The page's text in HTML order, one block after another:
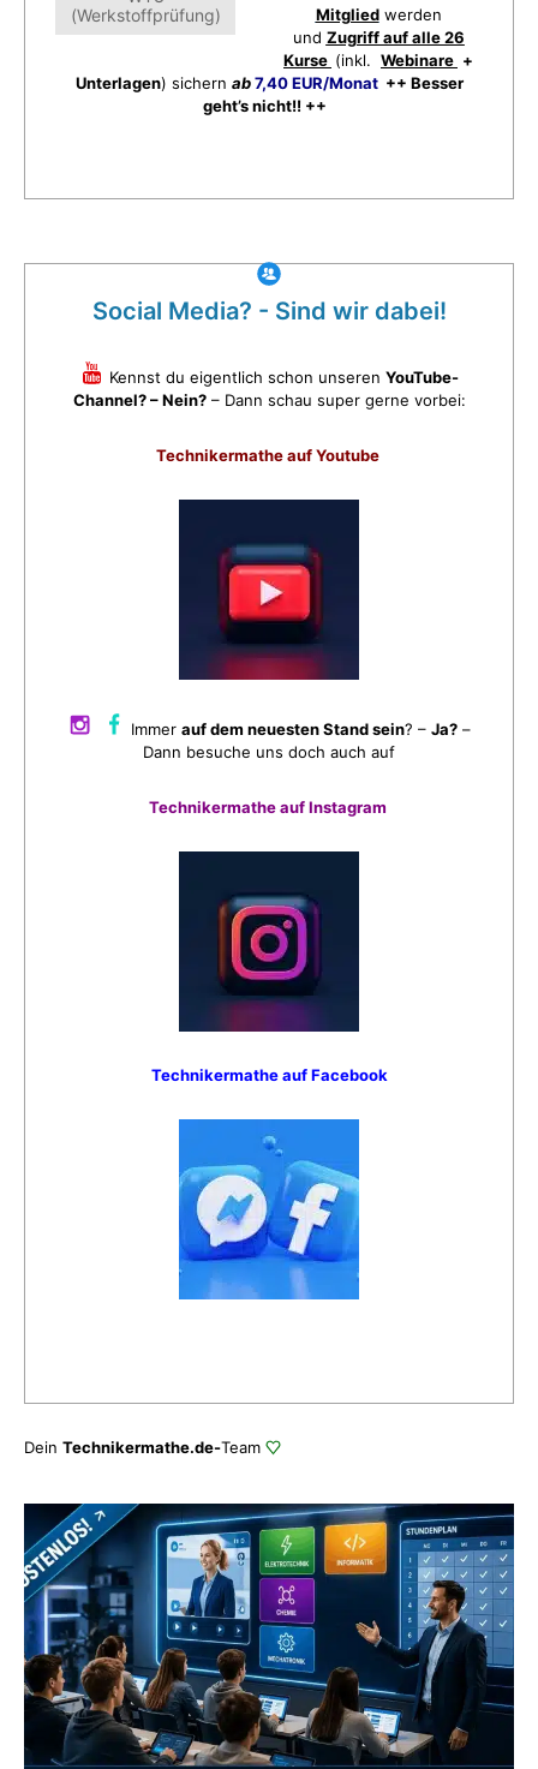
(Werkstoffprüfung)
Mitgliedwerden
und Zugriff auf alle 26
Kurse (inkl. Webinare +
Unterlagen) sichern ab7,40 EUR/Monat++ Besser
geht’s nicht!! ++
Social Media? - Sind wir dabei!
Kennst du eigentlich schon unseren YouTube-
Channel? – Nein?– Dann schau super gerne vorbei:
Technikermathe auf Youtube
Immerauf dem neuesten Stand sein? –Ja? –
Dann besuche uns doch auch auf
Technikermathe auf Instagram
Technikermathe auf Facebook
Dein Technikermathe.de-Team